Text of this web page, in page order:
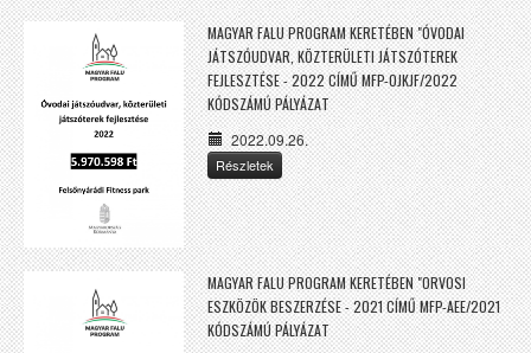
MAGYAR FALU PROGRAM KERETÉBEN "ÓVODAI
JÁTSZÓUDVAR, KÖZTERÜLETI JÁTSZÓTEREK
FEJLESZTÉSE - 2022 CÍMŰ MFP-OJKJF/2022
KÓDSZÁMÚ PÁLYÁZAT
2022.09.26.
Részletek
MAGYAR FALU PROGRAM KERETÉBEN "ORVOSI
ESZKÖZÖK BESZERZÉSE - 2021 CÍMŰ MFP-AEE/2021
KÓDSZÁMÚ PÁLYÁZAT